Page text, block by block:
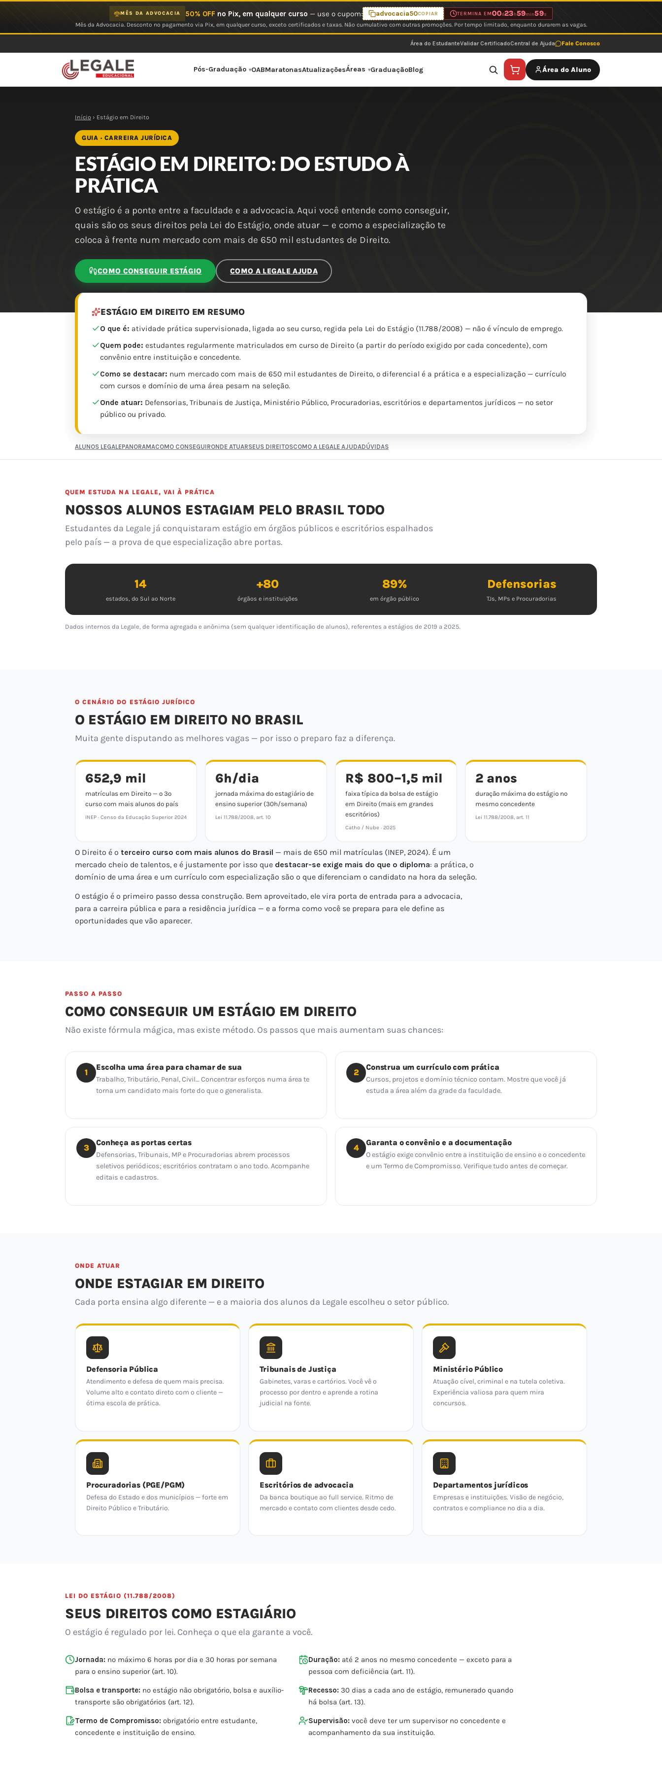
MÊS DA ADVOCACIA 50% OFF no Pix, em qualquer curso — use o cupom: advocacia50COPIAR TERMINA EM00d 23 h59min59s
Mês da Advocacia. Desconto no pagamento via Pix, em qualquer curso, exceto certificados e taxas. Não cumulativo com outras promoções. Por tempo limitado, enquanto durarem as vagas.
Área do EstudanteValidar CertificadoCentral de Ajuda Fale Conosco
Pós-Graduação OABMaratonasAtualizaçõesÁreas GraduaçãoBlog Área do Aluno
Início › Estágio em Direito
GUIA · CARREIRA JURÍDICA
ESTÁGIO EM DIREITO: DO ESTUDO À
PRÁTICA
O estágio é a ponte entre a faculdade e a advocacia. Aqui você entende como conseguir,
quais são os seus direitos pela Lei do Estágio, onde atuar — e como a especialização te
coloca à frente num mercado com mais de 650 mil estudantes de Direito.
COMO CONSEGUIR ESTÁGIO COMO A LEGALE AJUDA
ESTÁGIO EM DIREITO EM RESUMO
O que é: atividade prática supervisionada, ligada ao seu curso, regida pela Lei do Estágio (11.788/2008) — não é vínculo de emprego.
Quem pode: estudantes regularmente matriculados em curso de Direito (a partir do período exigido por cada concedente), com
convênio entre instituição e concedente.
Como se destacar: num mercado com mais de 650 mil estudantes de Direito, o diferencial é a prática e a especialização — currículo
com cursos e domínio de uma área pesam na seleção.
Onde atuar: Defensorias, Tribunais de Justiça, Ministério Público, Procuradorias, escritórios e departamentos jurídicos — no setor
público ou privado.
ALUNOS LEGALEPANORAMACOMO CONSEGUIRONDE ATUARSEUS DIREITOSCOMO A LEGALE AJUDADÚVIDAS
QUEM ESTUDA NA LEGALE, VAI À PRÁTICA
NOSSOS ALUNOS ESTAGIAM PELO BRASIL TODO
Estudantes da Legale já conquistaram estágio em órgãos públicos e escritórios espalhados
pelo país — a prova de que especialização abre portas.
14
estados, do Sul ao Norte
+80
órgãos e instituições
89%
em órgão público
Defensorias
TJs, MPs e Procuradorias
Dados internos da Legale, de forma agregada e anônima (sem qualquer identificação de alunos), referentes a estágios de 2019 a 2025.
O CENÁRIO DO ESTÁGIO JURÍDICO
O ESTÁGIO EM DIREITO NO BRASIL
Muita gente disputando as melhores vagas — por isso o preparo faz a diferença.
652,9 mil
matrículas em Direito — o 3º
curso com mais alunos do país
INEP · Censo da Educação Superior 2024
6h/dia
jornada máxima do estagiário de
ensino superior (30h/semana)
Lei 11.788/2008, art. 10
R$ 800–1,5 mil
faixa típica da bolsa de estágio
em Direito (mais em grandes
escritórios)
Catho / Nube · 2025
2 anos
duração máxima do estágio no
mesmo concedente
Lei 11.788/2008, art. 11
O Direito é o terceiro curso com mais alunos do Brasil — mais de 650 mil matrículas (INEP, 2024). É um
mercado cheio de talentos, e é justamente por isso que destacar-se exige mais do que o diploma: a prática, o
domínio de uma área e um currículo com especialização são o que diferenciam o candidato na hora da seleção.
O estágio é o primeiro passo dessa construção. Bem aproveitado, ele vira porta de entrada para a advocacia,
para a carreira pública e para a residência jurídica — e a forma como você se prepara para ele define as
oportunidades que vão aparecer.
PASSO A PASSO
COMO CONSEGUIR UM ESTÁGIO EM DIREITO
Não existe fórmula mágica, mas existe método. Os passos que mais aumentam suas chances:
1
Escolha uma área para chamar de sua
Trabalho, Tributário, Penal, Civil… Concentrar esforços numa área te
torna um candidato mais forte do que o generalista.
2
Construa um currículo com prática
Cursos, projetos e domínio técnico contam. Mostre que você já
estuda a área além da grade da faculdade.
3
Conheça as portas certas
Defensorias, Tribunais, MP e Procuradorias abrem processos
seletivos periódicos; escritórios contratam o ano todo. Acompanhe
editais e cadastros.
4
Garanta o convênio e a documentação
O estágio exige convênio entre a instituição de ensino e o concedente
e um Termo de Compromisso. Verifique tudo antes de começar.
ONDE ATUAR
ONDE ESTAGIAR EM DIREITO
Cada porta ensina algo diferente — e a maioria dos alunos da Legale escolheu o setor público.
Defensoria Pública
Atendimento e defesa de quem mais precisa.
Volume alto e contato direto com o cliente —
ótima escola de prática.
Tribunais de Justiça
Gabinetes, varas e cartórios. Você vê o
processo por dentro e aprende a rotina
judicial na fonte.
Ministério Público
Atuação cível, criminal e na tutela coletiva.
Experiência valiosa para quem mira
concursos.
Procuradorias (PGE/PGM)
Defesa do Estado e dos municípios — forte em
Direito Público e Tributário.
Escritórios de advocacia
Da banca boutique ao full service. Ritmo de
mercado e contato com clientes desde cedo.
Departamentos jurídicos
Empresas e instituições. Visão de negócio,
contratos e compliance no dia a dia.
LEI DO ESTÁGIO (11.788/2008)
SEUS DIREITOS COMO ESTAGIÁRIO
O estágio é regulado por lei. Conheça o que ela garante a você.
Jornada: no máximo 6 horas por dia e 30 horas por semana
para o ensino superior (art. 10).
Duração: até 2 anos no mesmo concedente — exceto para a
pessoa com deficiência (art. 11).
Bolsa e transporte: no estágio não obrigatório, bolsa e auxílio-
transporte são obrigatórios (art. 12).
Recesso: 30 dias a cada ano de estágio, remunerado quando
há bolsa (art. 13).
Termo de Compromisso: obrigatório entre estudante,
concedente e instituição de ensino.
Supervisão: você deve ter um supervisor no concedente e
acompanhamento da sua instituição.